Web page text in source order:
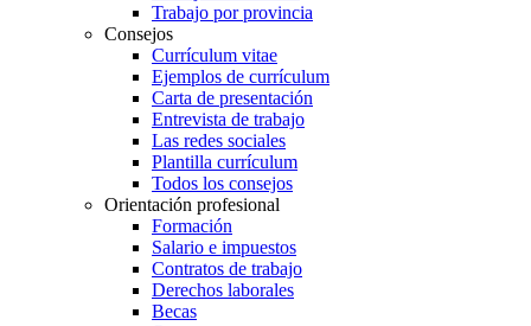
Trabajo por provincia
Consejos
Currículum vitae
Ejemplos de currículum
Carta de presentación
Entrevista de trabajo
Las redes sociales
Plantilla currículum
Todos los consejos
Orientación profesional
Formación
Salario e impuestos
Contratos de trabajo
Derechos laborales
Becas